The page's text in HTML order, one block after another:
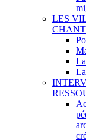
LES